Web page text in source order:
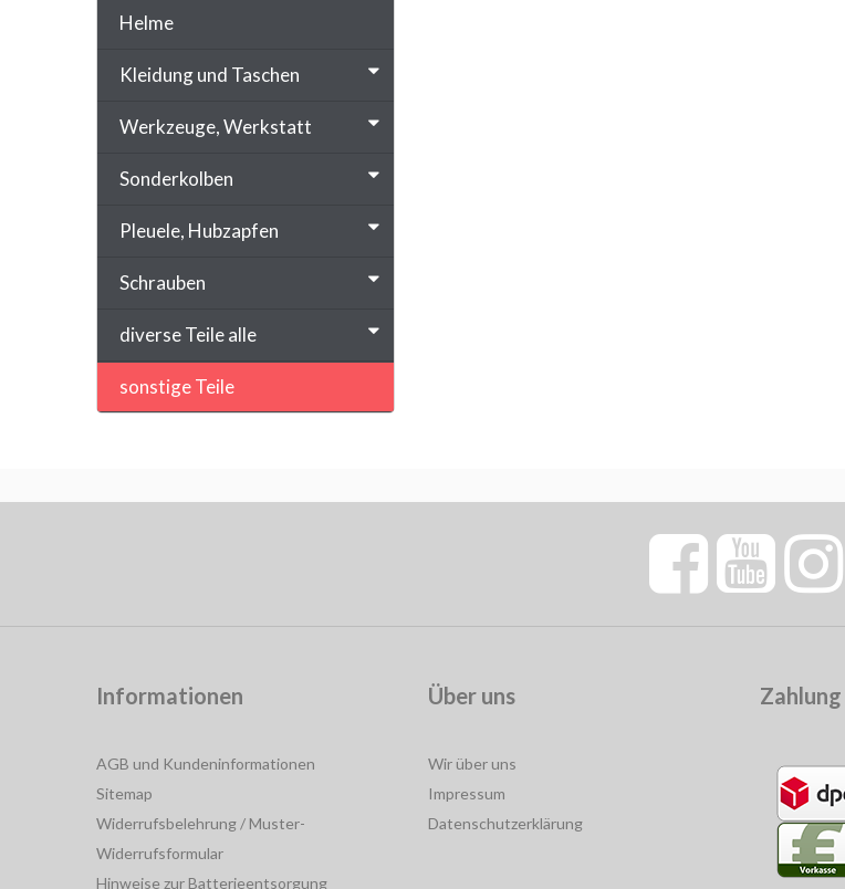
Helme
Kleidung und Taschen
Werkzeuge, Werkstatt
Sonderkolben
Pleuele, Hubzapfen
Schrauben
diverse Teile alle
sonstige Teile
Informationen
AGB und Kundeninformationen
Sitemap
Widerrufsbelehrung / Muster-
Widerrufsformular
Hinweise zur Batterieentsorgung
Über uns
Wir über uns
Impressum
Datenschutzerklärung